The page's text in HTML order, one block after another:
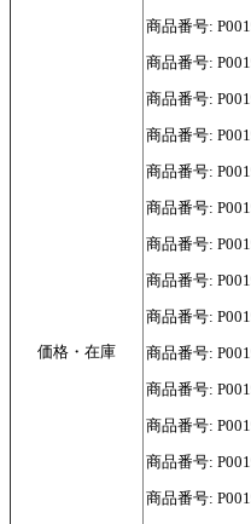
価格・在庫
商品番号:
商品番号:
商品番号:
商品番号:
商品番号:
商品番号:
商品番号:
商品番号:
商品番号:
商品番号:
商品番号:
商品番号:
商品番号:
商品番号: